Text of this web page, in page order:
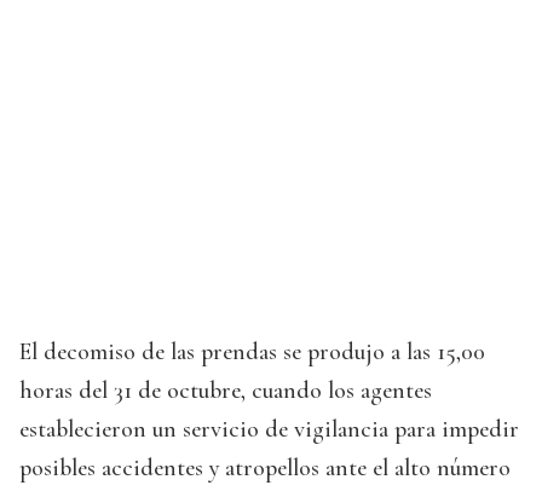
El decomiso de las prendas se produjo a las 15,00
horas del 31 de octubre, cuando los agentes
establecieron un servicio de vigilancia para impedir
posibles accidentes y atropellos ante el alto número